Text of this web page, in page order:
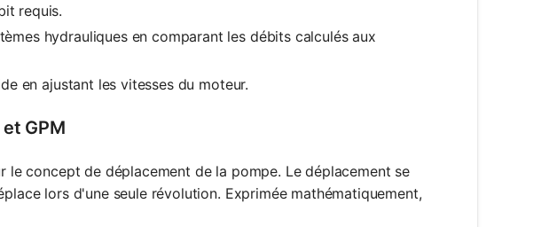
requis.
hydrauliques en comparant les débits calculés aux
en ajustant les vitesses du moteur.
GPM
le concept de déplacement de la pompe. Le déplacement se
lors d'une seule révolution. Exprimée mathématiquement,